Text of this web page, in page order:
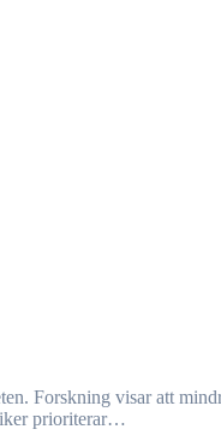
prioriterar…